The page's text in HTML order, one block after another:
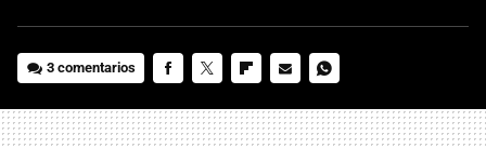
3 comentarios
MAIL